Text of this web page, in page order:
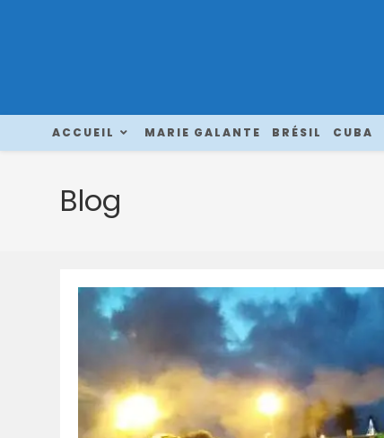
ACCUEIL MARIE GALANTE BRÉSIL CUBA
Blog